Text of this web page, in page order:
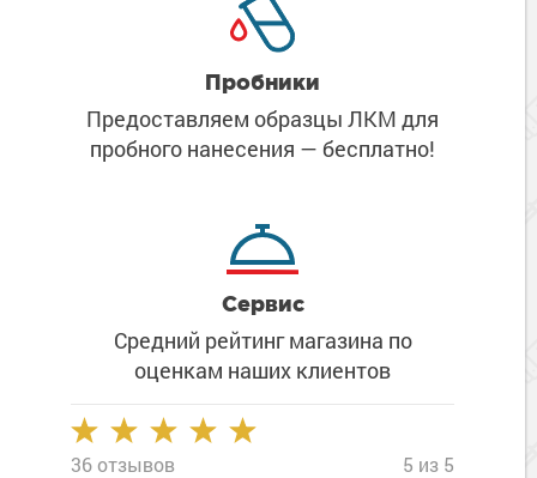
Пробники
Предоставляем образцы ЛКМ для
пробного нанесения — бесплатно!
Сервис
Средний рейтинг магазина по
оценкам наших клиентов
36 отзывов 5 из 5